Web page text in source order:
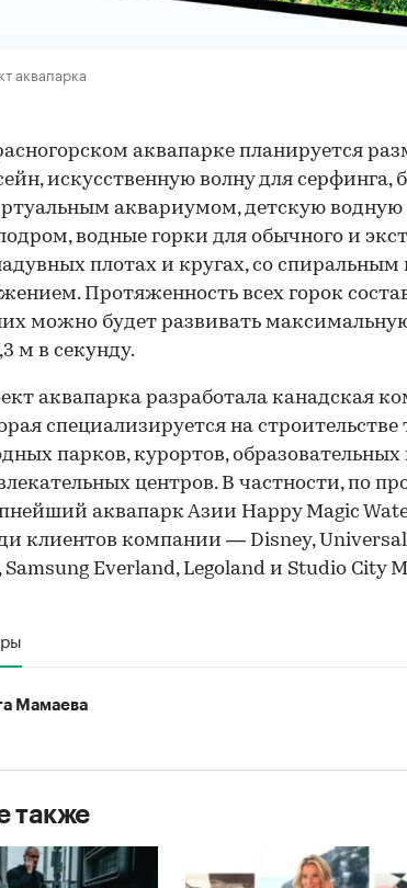
аквапарка
аквапарке планируется
искусственную волну для серфинга,
аквариумом, детскую
водные горки для обычного и
плотах и кругах, со
Протяженность всех горок
можно будет развивать
м в секунду.
аквапарка разработала канадская
специализируется на
парков, курортов, образовательных
центров. В частности, по
аквапарк Азии Happy Magic
клиентов компании — Disney,
Samsung Everland, Legoland и Studio City
Мамаева
также